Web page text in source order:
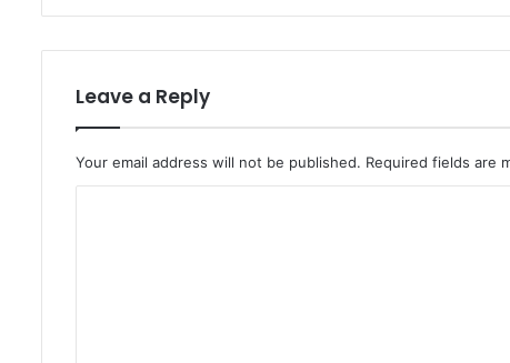
Leave a Reply
Your email address will not be published. Required fields are